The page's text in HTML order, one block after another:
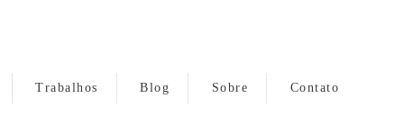
Trabalhos Blog Sobre Contato